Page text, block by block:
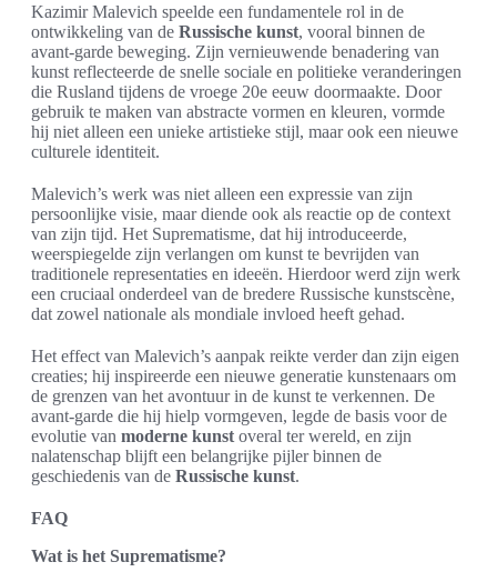
Kazimir Malevich speelde een fundamentele rol in de
ontwikkeling van de Russische kunst, vooral binnen de
avant-garde beweging. Zijn vernieuwende benadering van
kunst reflecteerde de snelle sociale en politieke veranderingen
die Rusland tijdens de vroege 20e eeuw doormaakte. Door
gebruik te maken van abstracte vormen en kleuren, vormde
hij niet alleen een unieke artistieke stijl, maar ook een nieuwe
culturele identiteit.
Malevich’s werk was niet alleen een expressie van zijn
persoonlijke visie, maar diende ook als reactie op de context
van zijn tijd. Het Suprematisme, dat hij introduceerde,
weerspiegelde zijn verlangen om kunst te bevrijden van
traditionele representaties en ideeën. Hierdoor werd zijn werk
een cruciaal onderdeel van de bredere Russische kunstscène,
dat zowel nationale als mondiale invloed heeft gehad.
Het effect van Malevich’s aanpak reikte verder dan zijn eigen
creaties; hij inspireerde een nieuwe generatie kunstenaars om
de grenzen van het avontuur in de kunst te verkennen. De
avant-garde die hij hielp vormgeven, legde de basis voor de
evolutie van moderne kunst overal ter wereld, en zijn
nalatenschap blijft een belangrijke pijler binnen de
geschiedenis van de Russische kunst.
FAQ
Wat is het Suprematisme?